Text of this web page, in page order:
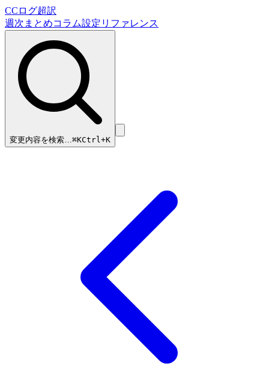
CCログ超訳
週次まとめコラム設定リファレンス
変更内容を検索…⌘KCtrl+K